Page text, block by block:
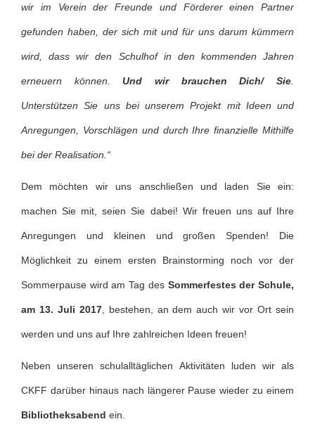
wir im Verein der Freunde und Förderer einen Partner
gefunden haben, der sich mit und für uns darum kümmern
wird, dass wir den Schulhof in den kommenden Jahren
erneuern können.Und wir brauchen Dich/ Sie
Unterstützen Sie uns bei unserem Projekt mit Ideen und
Anregungen, Vorschlägen und durch Ihre finanzielle Mithilfe
bei der Realisation.“
Dem möchten wir uns anschließen und laden Sie ein:
machen Sie mit, seien Sie dabei! Wir freuen uns auf Ihre
Anregungen und kleinen und großen Spenden! Die
Möglichkeit zu einem ersten Brainstorming noch vor der
Sommerpause wird am Tag des Sommerfestes der Schule,
am 13. Juli 2017, bestehen, an dem auch wir vor Ort sein
werden und uns auf Ihre zahlreichen Ideen freuen!
Neben unseren schulalltäglichen Aktivitäten luden wir als
CKFF darüber hinaus nach längerer Pause wieder zu einem
Bibliotheksabend ein.